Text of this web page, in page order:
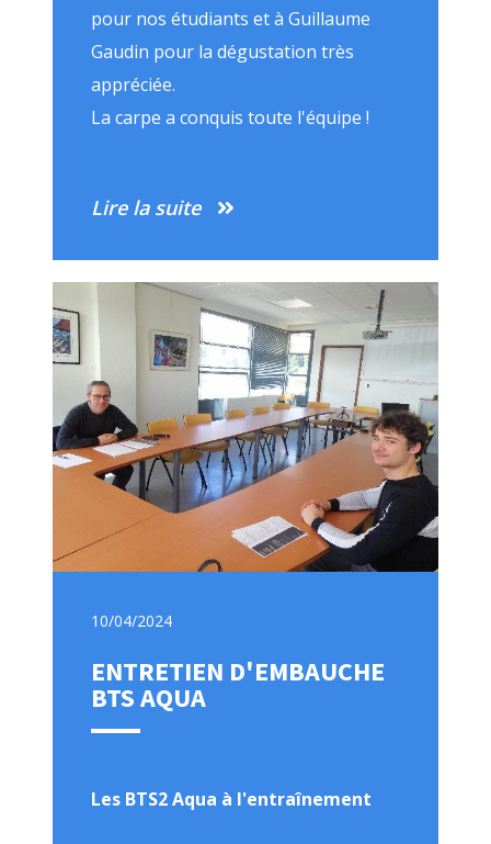
pour nos étudiants et à Guillaume
Gaudin pour la dégustation très
appréciée.
La carpe a conquis toute l'équipe !
Lire la suite
10/04/2024
ENTRETIEN D'EMBAUCHE
BTS AQUA
Les BTS2 Aqua à l'entraînement